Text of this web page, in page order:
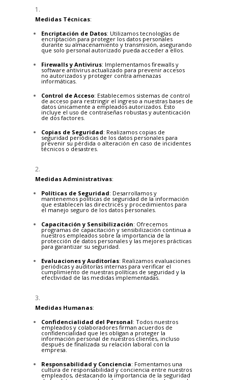
Medidas Técnicas:
Encriptación de Datos: Utilizamos tecnologías de
encriptación para proteger los datos personales
durante su almacenamiento y transmisión, asegurando
que solo personal autorizado pueda acceder a ellos.
Firewalls y Antivirus: Implementamos firewalls y
software antivirus actualizado para prevenir accesos
no autorizados y proteger contra amenazas
informáticas.
Control de Acceso: Establecemos sistemas de control
de acceso para restringir el ingreso a nuestras bases de
datos únicamente a empleados autorizados. Esto
incluye el uso de contraseñas robustas y autenticación
de dos factores.
Copias de Seguridad: Realizamos copias de
seguridad periódicas de los datos personales para
prevenir su pérdida o alteración en caso de incidentes
técnicos o desastres.
Medidas Administrativas:
Políticas de Seguridad: Desarrollamos y
mantenemos políticas de seguridad de la información
que establecen las directrices y procedimientos para
el manejo seguro de los datos personales.
Capacitación y Sensibilización: Ofrecemos
programas de capacitación y sensibilización continua a
nuestros empleados sobre la importancia de la
protección de datos personales y las mejores prácticas
para garantizar su seguridad.
Evaluaciones y Auditorías: Realizamos evaluaciones
periódicas y auditorías internas para verificar el
cumplimiento de nuestras políticas de seguridad y la
efectividad de las medidas implementadas.
Medidas Humanas:
Confidencialidad del Personal: Todos nuestros
empleados y colaboradores firman acuerdos de
confidencialidad que les obligan a proteger la
información personal de nuestros clientes, incluso
después de finalizada su relación laboral con la
empresa.
Responsabilidad y Conciencia: Fomentamos una
cultura de responsabilidad y conciencia entre nuestros
empleados, destacando la importancia de la seguridad